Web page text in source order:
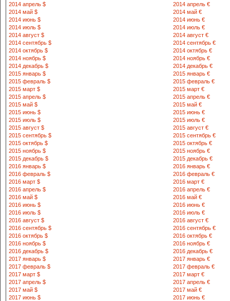
731600
8 375 562-
731700
8 375 522-
731500
8 375 582-
731300
8 375 552-
731314
М.Улугбек
8 375 612-29-38
731740
8 375 542-
731200
уй
8 375 572-11-62
731400
8 375 532-
731400
кучаси 3 уй
8 375 645-18-04
2014 апрель $
2014 апрель €
2014 май $
2014 май €
2014 июнь $
2014 июнь €
2014 июль $
2014 июль €
2014 август $
2014 август €
2014 сентябрь $
2014 сентябрь €
2014 октябрь $
2014 октябрь €
2014 ноябрь $
2014 ноябрь €
2014 декабрь $
2014 декабрь €
2015 январь $
2015 январь €
2015 февраль $
2015 февраль €
2015 март $
2015 март €
2015 апрель $
2015 апрель €
2015 май $
2015 май €
2015 июнь $
2015 июнь €
2015 июль $
2015 июль €
2015 август $
2015 август €
2015 сентябрь $
2015 сентябрь €
2015 октябрь $
2015 октябрь €
2015 ноябрь $
2015 ноябрь €
2015 декабрь $
2015 декабрь €
2016 январь $
2016 январь €
2016 февраль $
2016 февраль €
2016 март $
2016 март €
2016 апрель $
2016 апрель €
2016 май $
2016 май €
2016 июнь $
2016 июнь €
2016 июль $
2016 июль €
2016 август $
2016 август €
2016 сентябрь $
2016 сентябрь €
2016 октябрь $
2016 октябрь €
2016 ноябрь $
2016 ноябрь €
2016 декабрь $
2016 декабрь €
2017 январь $
2017 январь €
2017 февраль $
2017 февраль €
2017 март $
2017 март €
2017 апрель $
2017 апрель €
2017 май $
2017 май €
2017 июнь $
2017 июнь €